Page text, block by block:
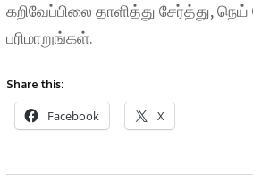
கறிவேப்பிலை தாளித்து சேர்த்து,
பரிமாறுங்கள்.
Share this:
Facebook X